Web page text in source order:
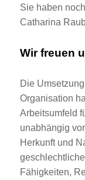
Sie haben
Catharina
Wir freuen
Die
Organisation
Arbeitsumfeld
unabhängig
Herkunft und
Fähigkeiten,